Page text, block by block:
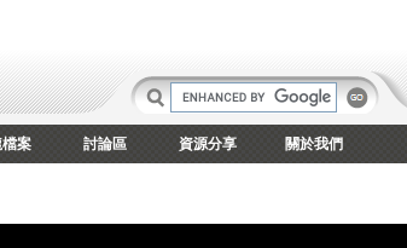
案 討論區 資源分享 關於我們